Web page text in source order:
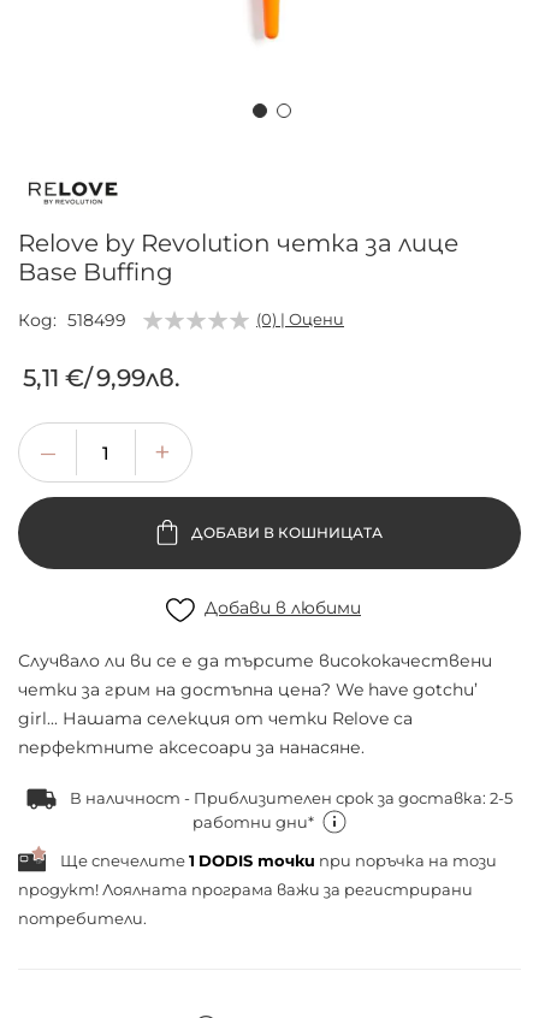
началото
галерия
със
снимки
Relove by Revolution четка за лице
Base Buffing
Код 518499 (0) | Оцени
5,11 €/9,99лв.
ДОБАВИ В КОШНИЦАТА
Добави в любими
Случвало ли ви се е да търсите висококачествени
четки за грим на достъпна цена? We have gotchu’
girl... Нашата селекция от четки Relove са
перфектните аксесоари за нанасяне.
В наличност - Приблизителен срок за доставка: 2-5
работни дни*
Ще спечелите1 DODIS точки при поръчка на този
продукт! Лоялната програма важи за регистрирани
потребители.